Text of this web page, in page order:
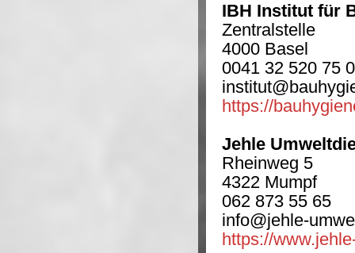
IBH Institut für
Zentralstelle
4000 Basel
0041 32 520 75
https://
Jehle
Rheinweg 5
4322 Mumpf
062 873 55 65
info@jehle-
https://